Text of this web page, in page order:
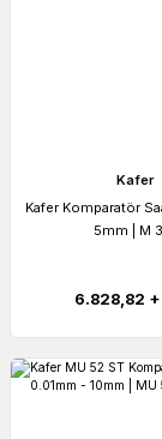
Kafer
Kafer Komparatör
5mm | M
6.828,82 +